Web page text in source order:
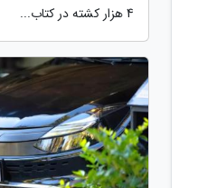
4 هزار کشته در کتاب...